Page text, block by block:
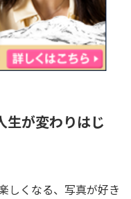
生が変わりはじ
しくなる、写真が好き